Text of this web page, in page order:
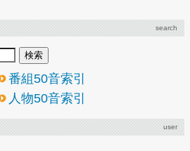
search
番組50音索引
人物50音索引
user